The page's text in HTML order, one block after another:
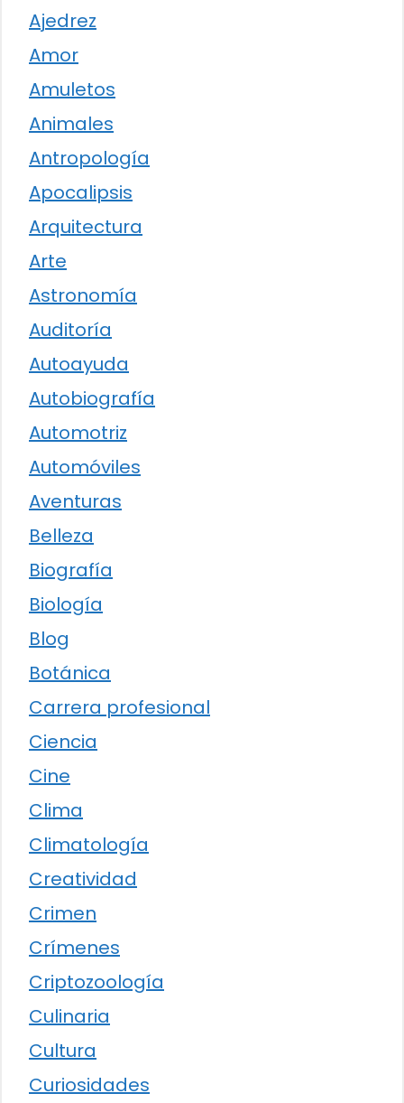
Ajedrez
Amor
Amuletos
Animales
Antropología
Apocalipsis
Arquitectura
Arte
Astronomía
Auditoría
Autoayuda
Autobiografía
Automotriz
Automóviles
Aventuras
Belleza
Biografía
Biología
Blog
Botánica
Carrera profesional
Ciencia
Cine
Clima
Climatología
Creatividad
Crimen
Crímenes
Criptozoología
Culinaria
Cultura
Curiosidades